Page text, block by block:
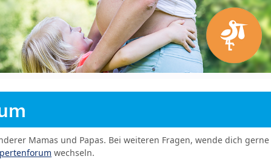
Mamas und Papas. Bei weiteren Fragen, wende dich gerne
wechseln.